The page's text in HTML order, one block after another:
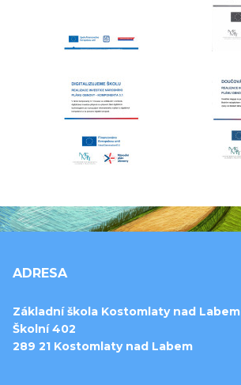
ADRESA
Základní škola Kostomlaty nad Labem
Školní 402
289 21 Kostomlaty nad Labem